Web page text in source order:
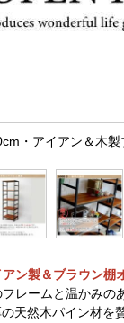
・アイアン＆木
ン製＆ブラウン棚
フレームと温かみの
天然木パイン材を